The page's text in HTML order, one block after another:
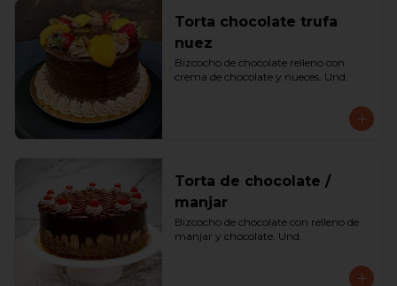
Torta chocolate trufa
nuez
Bizcocho de chocolate relleno con
crema de chocolate y nueces. Und.
Torta de chocolate /
manjar
Bizcocho de chocolate con relleno de
manjar y chocolate. Und.